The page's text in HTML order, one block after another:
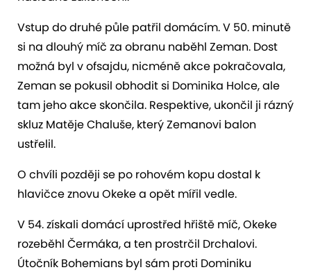
Vstup do druhé půle patřil domácím. V 50. minutě
si na dlouhý míč za obranu naběhl Zeman. Dost
možná byl v ofsajdu, nicméně akce pokračovala,
Zeman se pokusil obhodit si Dominika Holce, ale
tam jeho akce skončila. Respektive, ukončil ji rázný
skluz Matěje Chaluše, který Zemanovi balon
ustřelil.
O chvíli později se po rohovém kopu dostal k
hlavičce znovu Okeke a opět mířil vedle.
V 54. získali domácí uprostřed hřiště míč, Okeke
rozeběhl Čermáka, a ten prostrčil Drchalovi.
Útočník Bohemians byl sám proti Dominiku